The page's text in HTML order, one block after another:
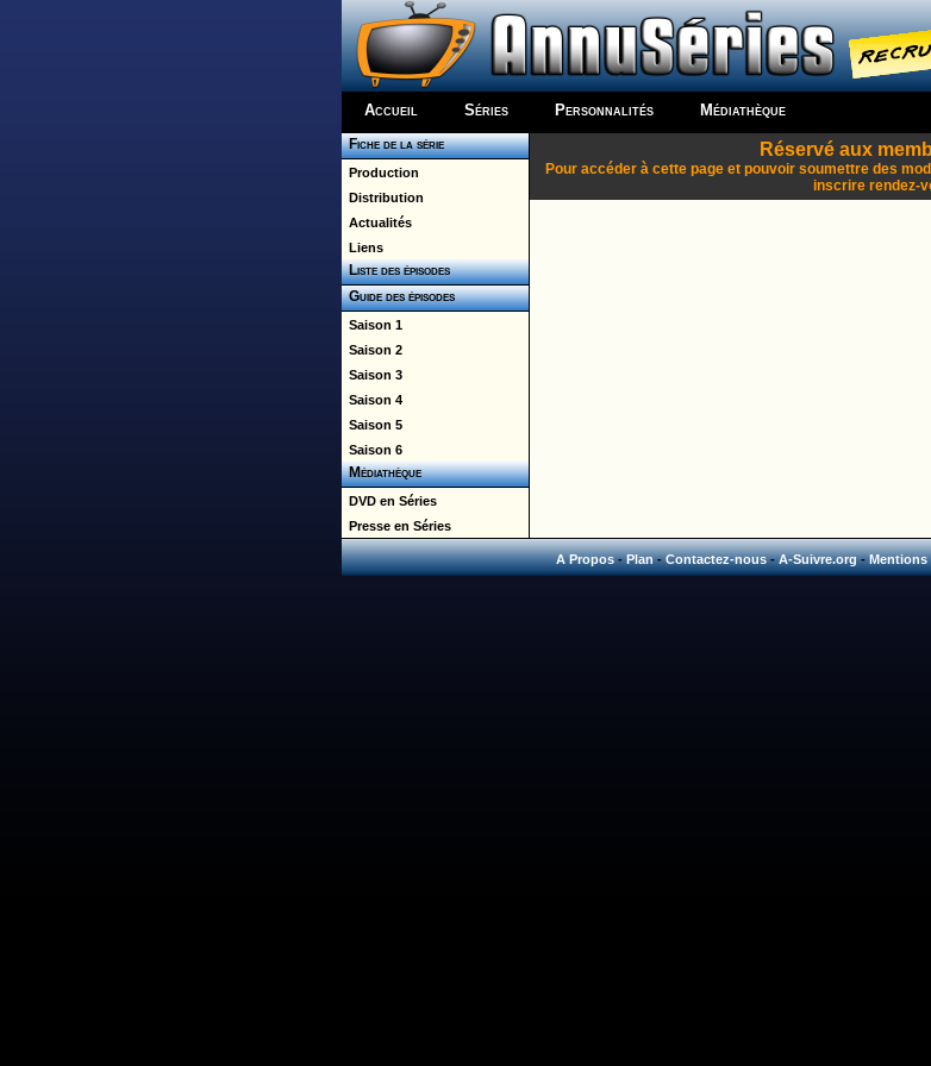
Accueil Séries Personnalités Médiathèque
Fiche de la série
Production
Distribution
Actualités
Liens
Liste des épisodes
Guide des épisodes
Saison 1
Saison 2
Saison 3
Saison 4
Saison 5
Saison 6
Médiathèque
DVD en Séries
Presse en Séries
Réservé aux
Pour accéder à cette page et pouvoir soumettre des
inscrire rendez-
A Propos-Plan-Contactez-nous-A-Suivre.org-Mentions